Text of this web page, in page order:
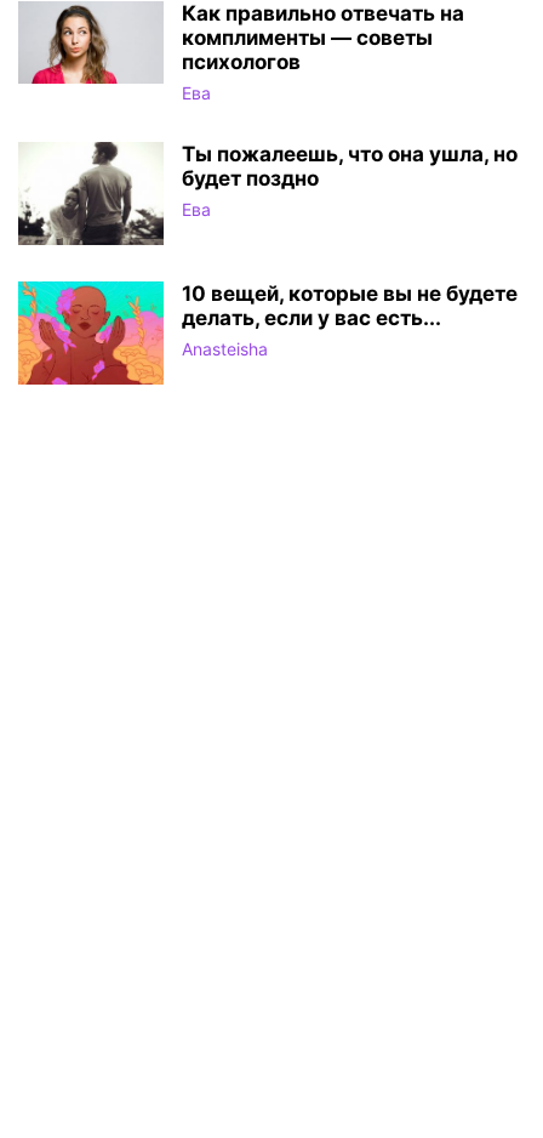
Как правильно отвечать на
комплименты — советы
психологов
Ева
Ты пожалеешь, что она ушла, но
будет поздно
Ева
10 вещей, которые вы не будете
делать, если у вас есть...
Anasteisha